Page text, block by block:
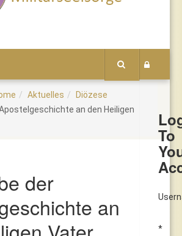
To
*
Aktuelles
Diözese
an den Heiligen
der
an